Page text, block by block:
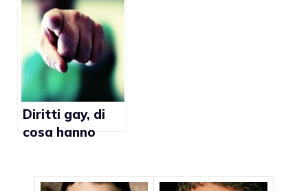
arresto in
Russia
Diritti gay, di
cosa hanno